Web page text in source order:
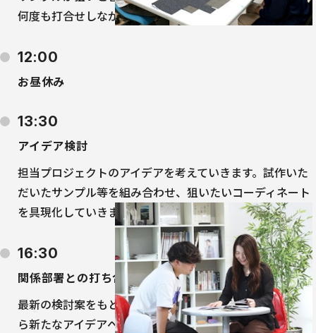
何度も打合せしながらつくり込んでいきます
12:00
お昼休み
13:30
アイデア検討
担当プロジェクトのアイデアを考えていきます。試作いた
だいたサンプル等を組み合わせ、狙いたいコーディネート
を具現化していきます
16:30
関係部署との打ち合わせ
最新の検討案をもとに、機能としての成立性も確認しなが
ら新たなアイデアへと落とし込んでいきます